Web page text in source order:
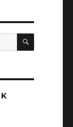
KERESÉS